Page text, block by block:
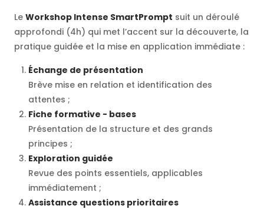
Le Workshop Intense SmartPrompt suit un déroulé
approfondi (4h) qui met l’accent sur la découverte, la
pratique guidée et la mise en application immédiate :
Échange de présentation
Brève mise en relation et identification des
attentes ;
Fiche formative - bases
Présentation de la structure et des grands
principes ;
Exploration guidée
Revue des points essentiels, applicables
immédiatement ;
Assistance questions prioritaires